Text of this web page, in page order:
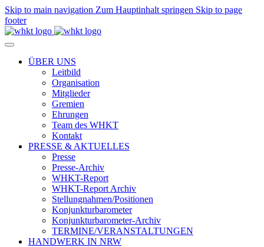
Skip to main navigation Zum Hauptinhalt springen Skip to page
footer
ÜBER UNS
Leitbild
Organisation
Mitglieder
Gremien
Ehrungen
Team des WHKT
Kontakt
PRESSE & AKTUELLES
Presse
Presse-Archiv
WHKT-Report
WHKT-Report Archiv
Stellungnahmen/Positionen
Konjunkturbarometer
Konjunkturbarometer-Archiv
TERMINE/VERANSTALTUNGEN
HANDWERK IN NRW